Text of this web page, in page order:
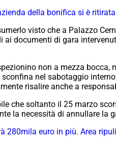
della bonifica si è
visto che a Palazzo
documenti di gara
non a mezza
nel sabotaggio
risalire anche a
che soltanto il 25 marzo
la necessità di annullare la
280mila euro in più. Area